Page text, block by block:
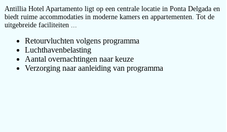
Antillia Hotel Apartamento ligt op een centrale locatie in Ponta Delgada en
biedt ruime accommodaties in moderne kamers en appartementen. Tot de
uitgebreide faciliteiten ...
Retourvluchten volgens programma
Luchthavenbelasting
Aantal overnachtingen naar keuze
Verzorging naar aanleiding van programma